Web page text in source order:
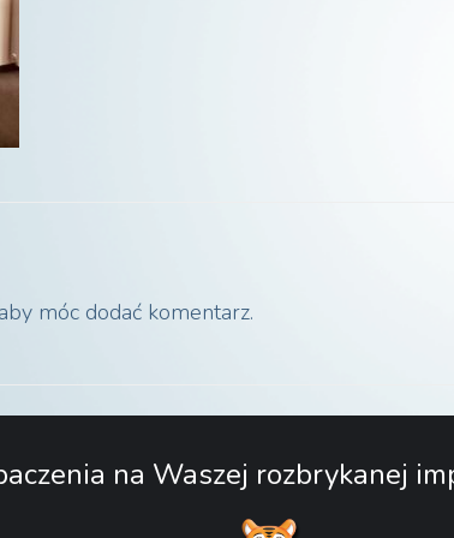
móc dodać komentarz.
na Waszej rozbrykanej